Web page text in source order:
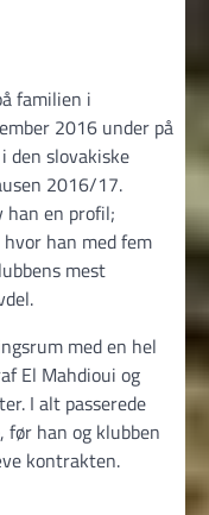
familien i
2016 under på
den slovakiske
2016/17.
han en profil;
han med fem
mest
med en hel
El Mahdioui og
I alt passerede
han og klubben
kontrakten.